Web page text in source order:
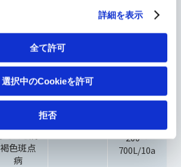
詳細を表示
全て許可
選択中のCookieを許可
拒否
病
うどんこ病
褐斑病
赤衣病
1,000
200～
700L/10a
褐色斑点
病